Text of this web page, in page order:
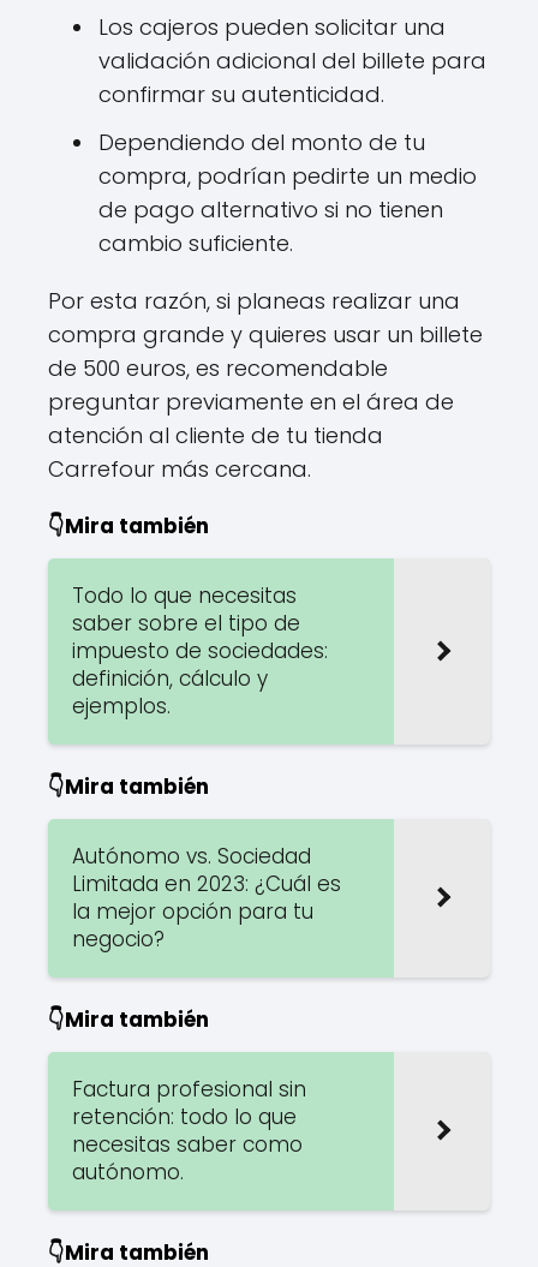
Los cajeros pueden solicitar una
validación adicional del billete para
confirmar su autenticidad.
Dependiendo del monto de tu
compra, podrían pedirte un medio
de pago alternativo si no tienen
cambio suficiente.
Por esta razón, si planeas realizar una
compra grande y quieres usar un billete
de 500 euros, es recomendable
preguntar previamente en el área de
atención al cliente de tu tienda
Carrefour más cercana.
👇Mira también
Todo lo que necesitas
saber sobre el tipo de
impuesto de sociedades:
definición, cálculo y
ejemplos.
👇Mira también
Autónomo vs. Sociedad
Limitada en 2023: ¿Cuál es
la mejor opción para tu
negocio?
👇Mira también
Factura profesional sin
retención: todo lo que
necesitas saber como
autónomo.
👇Mira también